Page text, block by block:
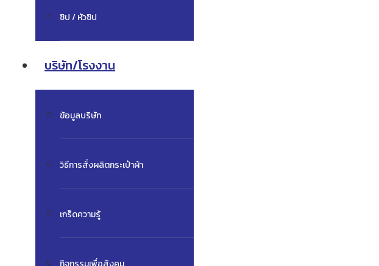
ซิป / หัวซิป
บริษัท/โรงงาน
ข้อมูลบริษัท
วิธีการสั่งผลิตกระเป๋าผ้า
เกร็ดความรู้